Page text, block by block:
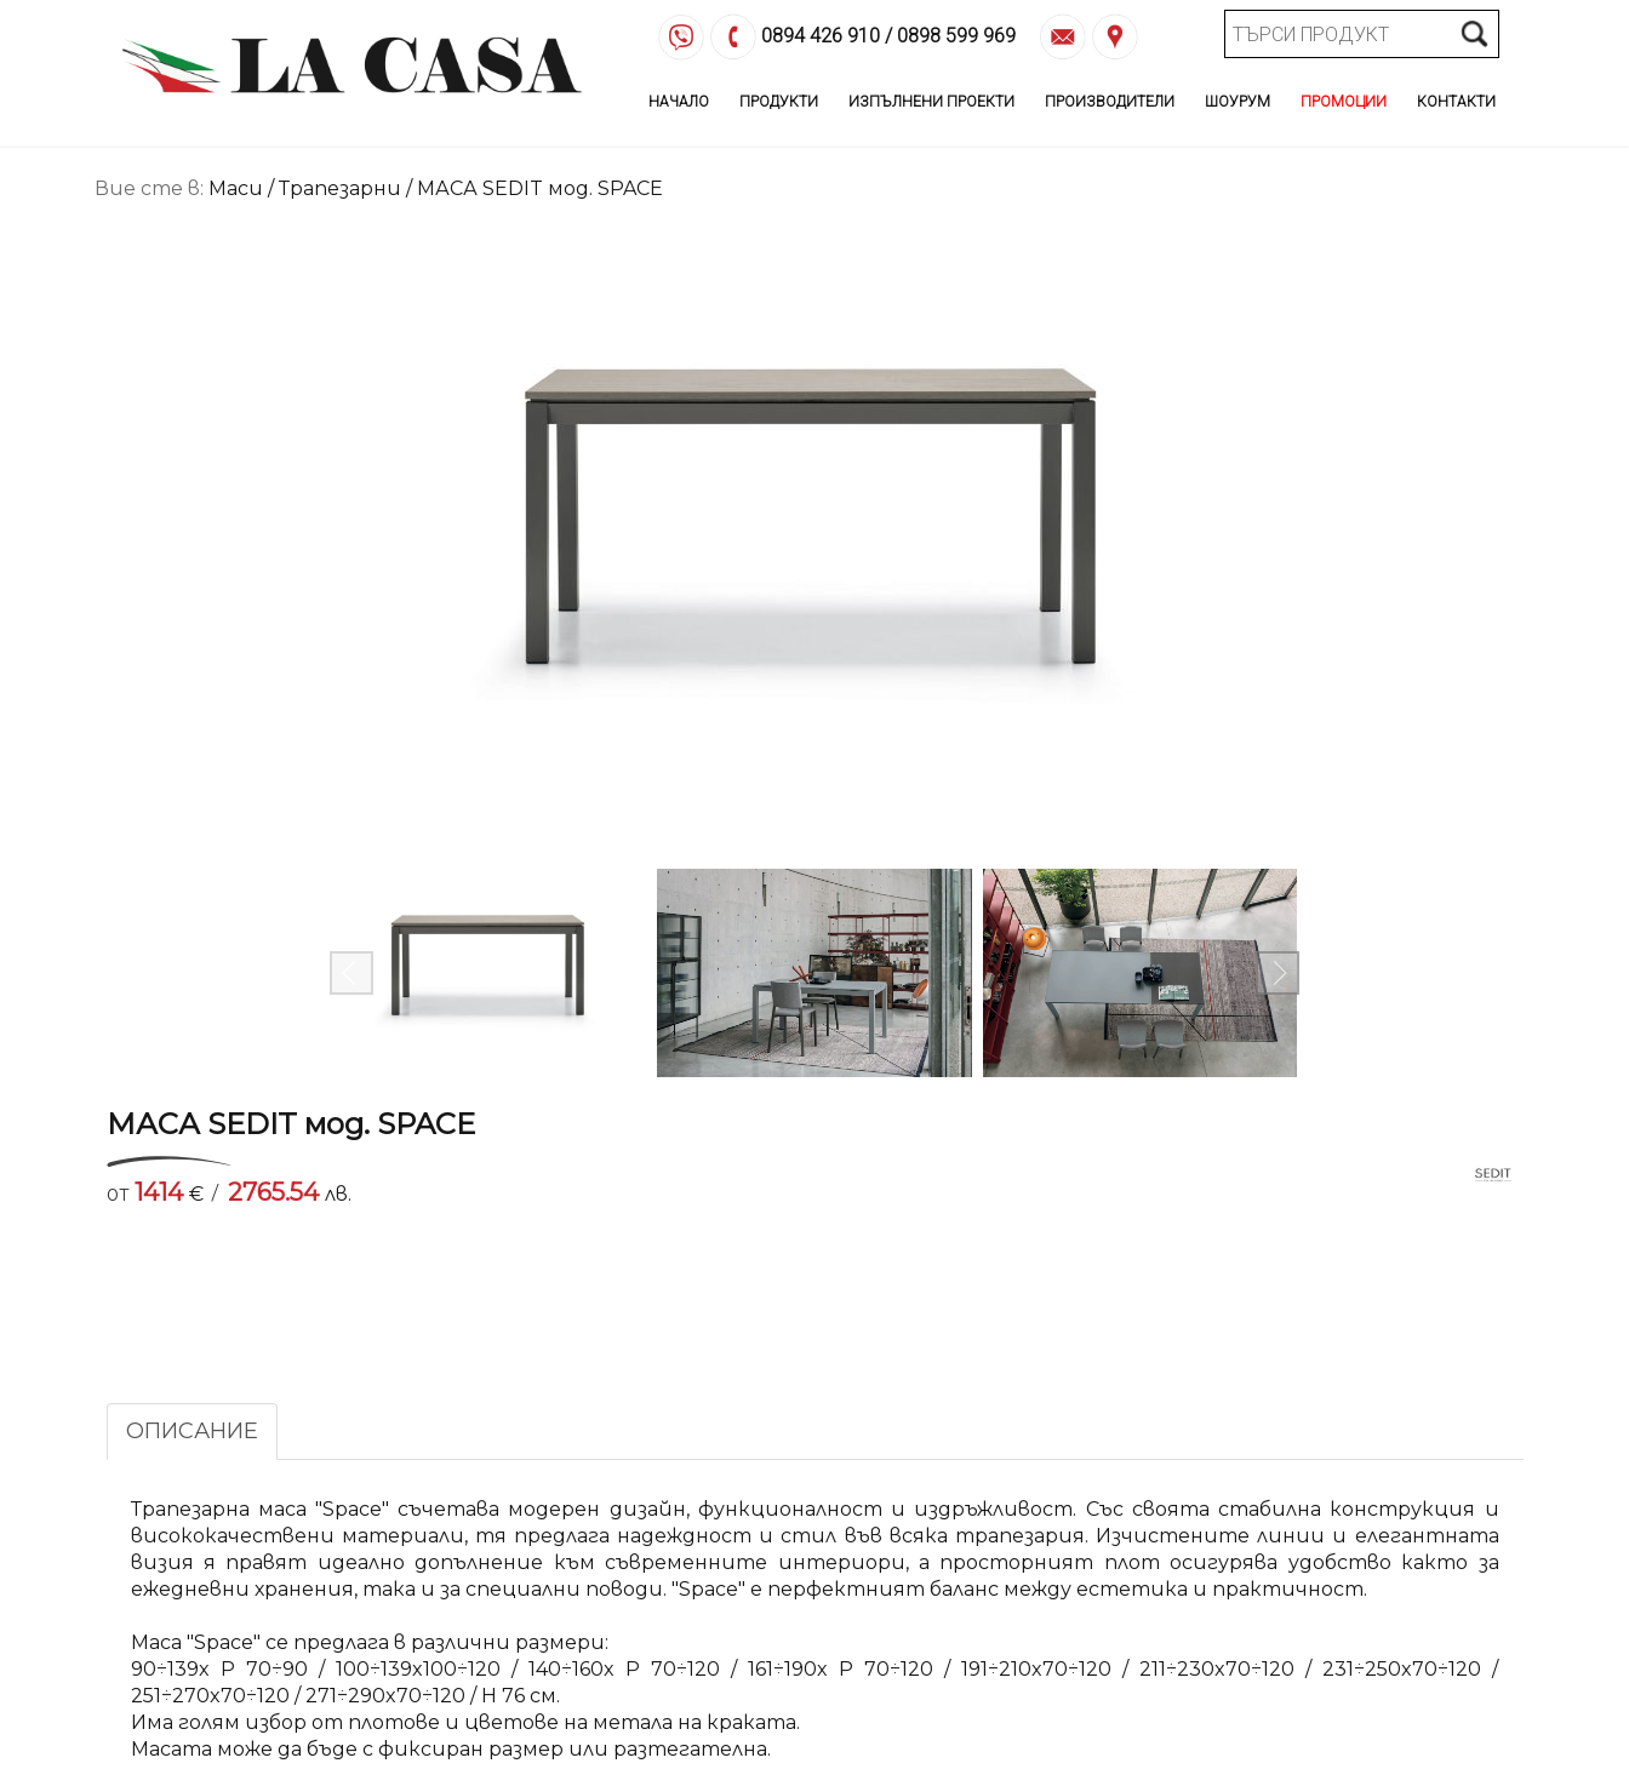
0894 426 910 / 0898 599 969
НАЧАЛО ПРОДУКТИ ИЗПЪЛНЕНИ ПРОЕКТИ ПРОИЗВОДИТЕЛИ ШОУРУМ ПРОМОЦИИ КОНТАКТИ
Вие сте в: Маси /Трапезарни / МАСА SEDIT мод. SPACE
МАСА SEDIT мод. SPACE
от1414 € / 2765.54 лв.
ОПИСАНИЕ
Трапезарна маса "Space" съчетава модерен дизайн, функционалност и издръжливост. Със своята стабилна конструкция и
висококачествени материали, тя предлага надеждност и стил във всяка трапезария. Изчистените линии и елегантната
визия я правят идеално допълнение към съвременните интериори, а просторният плот осигурява удобство както за
ежедневни хранения, така и за специални поводи. "Space" е перфектният баланс между естетика и практичност.
Маса "Space" се предлага в различни размери:
90÷139x P 70÷90 / 100÷139x100÷120 / 140÷160x P 70÷120 / 161÷190x P 70÷120 / 191÷210x70÷120 / 211÷230x70÷120 / 231÷250x70÷120 /
251÷270x70÷120 / 271÷290x70÷120 / H 76 см.
Има голям избор от плотове и цветове на метала на краката.
Масата може да бъде с фиксиран размер или разтегателна.